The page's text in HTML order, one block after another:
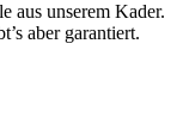
aus unserem Kader.
aber garantiert.